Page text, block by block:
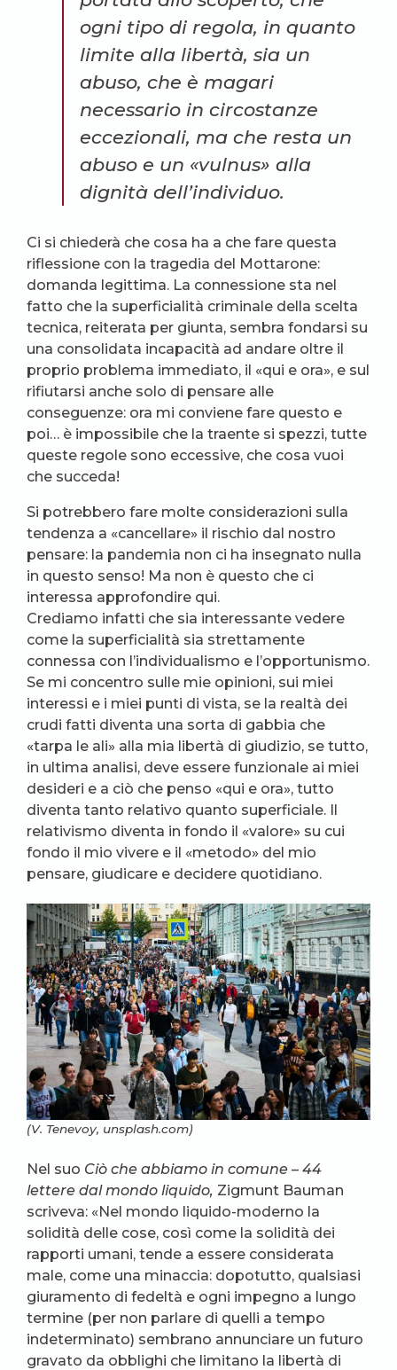
ogni tipo di regola, in quanto
limite alla libertà, sia un
abuso, che è magari
necessario in circostanze
eccezionali, ma che resta un
abuso e un «vulnus» alla
dignità dell’individuo.
Ci si chiederà che cosa ha a che fare questa
riflessione con la tragedia del Mottarone:
domanda legittima. La connessione sta nel
fatto che la superficialità criminale della scelta
tecnica, reiterata per giunta, sembra fondarsi su
una consolidata incapacità ad andare oltre il
proprio problema immediato, il «qui e ora», e sul
rifiutarsi anche solo di pensare alle
conseguenze: ora mi conviene fare questo e
poi… è impossibile che la traente si spezzi, tutte
queste regole sono eccessive, che cosa vuoi
che succeda!
Si potrebbero fare molte considerazioni sulla
tendenza a «cancellare» il rischio dal nostro
pensare: la pandemia non ci ha insegnato nulla
in questo senso! Ma non è questo che ci
interessa approfondire qui.
Crediamo infatti che sia interessante vedere
come la superficialità sia strettamente
connessa con l’individualismo e l’opportunismo.
Se mi concentro sulle mie opinioni, sui miei
interessi e i miei punti di vista, se la realtà dei
crudi fatti diventa una sorta di gabbia che
«tarpa le ali» alla mia libertà di giudizio, se tutto,
in ultima analisi, deve essere funzionale ai miei
desideri e a ciò che penso «qui e ora», tutto
diventa tanto relativo quanto superficiale. Il
relativismo diventa in fondo il «valore» su cui
fondo il mio vivere e il «metodo» del mio
pensare, giudicare e decidere quotidiano.
(V. Tenevoy, unsplash.com)
Nel suo Ciò che abbiamo in comune – 44
lettere dal mondo liquido, Zigmunt Bauman
scriveva: «Nel mondo liquido-moderno la
solidità delle cose, così come la solidità dei
rapporti umani, tende a essere considerata
male, come una minaccia: dopotutto, qualsiasi
giuramento di fedeltà e ogni impegno a lungo
termine (per non parlare di quelli a tempo
indeterminato) sembrano annunciare un futuro
gravato da obblighi che limitano la libertà di